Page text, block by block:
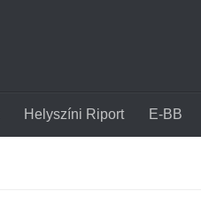
Helyszíni Riport E-BB